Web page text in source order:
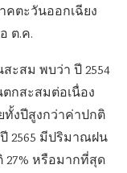
ตะวันออกเฉียง
ต.ค.
ะสม พบว่า ปี 2554
กสะสมต่อเนื่อง
งปีสูงกว่าค่าปกติ
2565 มีปริมาณฝน
27% หรือมากที่สุด